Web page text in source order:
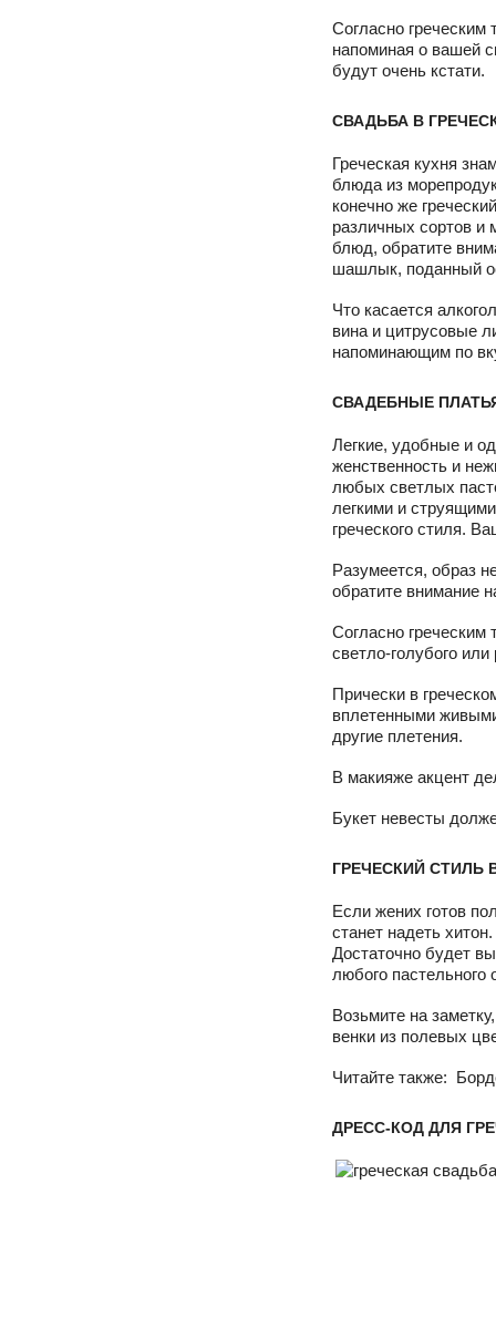
Согласно греческим
напоминая о вашей
будут очень кстати.
СВАДЬБА В
Греческая кухня
блюда из
конечно же
различных сортов и
блюд, обратите
шашлык, поданный
Что касается
вина и цитрусовые
напоминающим по
СВАДЕБНЫЕ
Легкие, удобные и
женственность и
любых светлых
легкими и
греческого стиля.
Разумеется, образ
обратите внимание
Согласно
светло-голубого или
Прически в
вплетенными
другие плетения.
В макияже акцент
Букет невесты
ГРЕЧЕСКИЙ СТИЛЬ
Если жених готов
станет надеть
Достаточно будет
любого пастельного
Возьмите на
венки из полевых
Читайте также:
ДРЕСС-КОД ДЛЯ